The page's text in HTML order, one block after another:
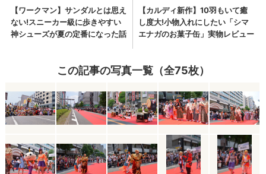
この記事の写真一覧（全75枚）